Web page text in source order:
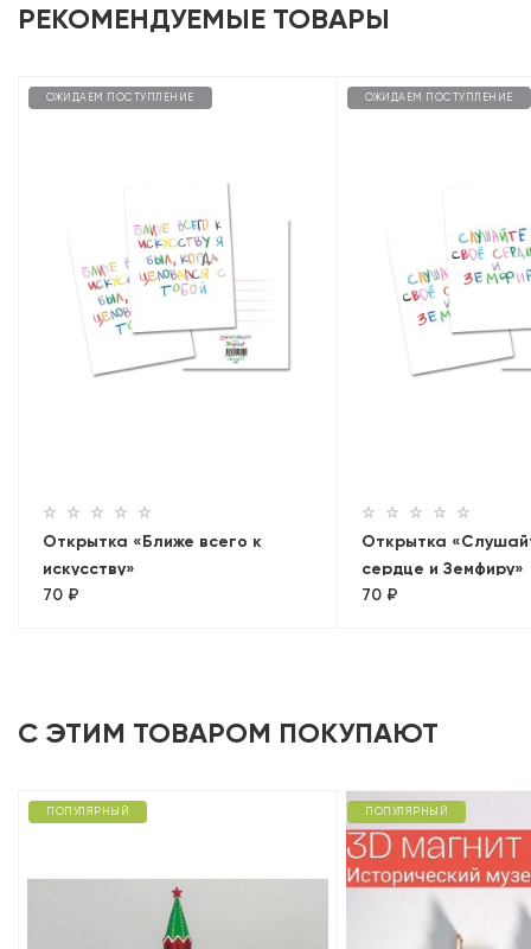
РЕКОМЕНДУЕМЫЕ ТОВАРЫ
ОЖИДАЕМ ПОСТУПЛЕНИЕ
Открытка «Ближе всего к
искусству»
70 ₽
ОЖИДАЕМ ПОСТУПЛЕНИЕ
Открытка
сердце и Земфиру»
70 ₽
С ЭТИМ ТОВАРОМ ПОКУПАЮТ
ПОПУЛЯРНЫЙ ПОПУЛЯРНЫЙ